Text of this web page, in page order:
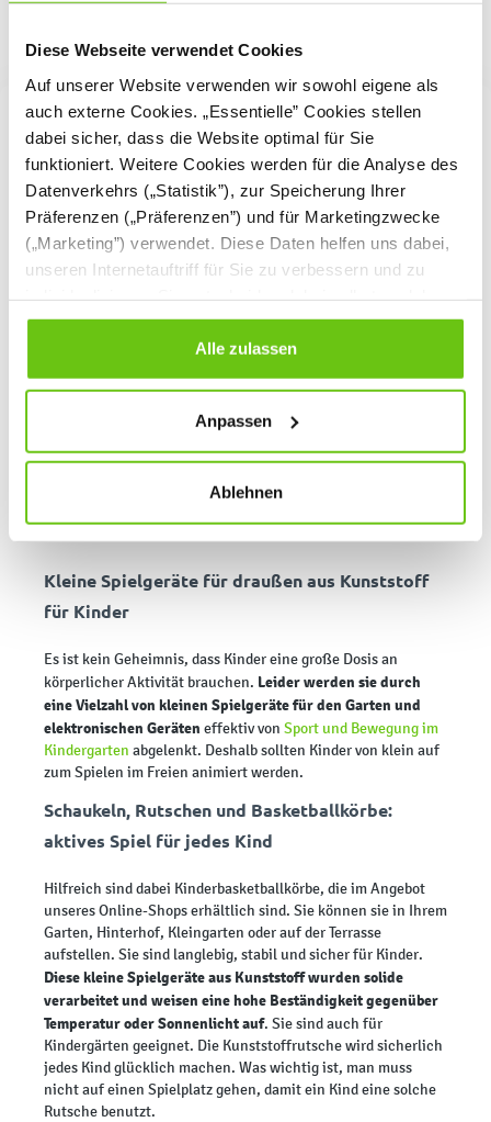
Diese Webseite verwendet Cookies
Auf unserer Website verwenden wir sowohl eigene als
auch externe Cookies. „Essentielle” Cookies stellen
dabei sicher, dass die Website optimal für Sie
funktioniert. Weitere Cookies werden für die Analyse des
Datenverkehrs („Statistik”), zur Speicherung Ihrer
Präferenzen („Präferenzen”) und für Marketingzwecke
(„Marketing”) verwendet. Diese Daten helfen uns dabei,
unseren Internetauftriff für Sie zu verbessern und zu
Cookies Sie erlauben. Verweigern Sie Ihre Zustimmung,
wählen Sie „Alle ablehnen” – in diesem Fall werden nur
Daten verarbeitet, die für den Besuch unserer Website
jederzeit ändern, indem Sie auf die Schaltfläche unten
links klicken. Weitere Informationen zur Datennutzung
Alle zulassen
Anpassen
Ablehnen
Kleine Spielgeräte für draußen aus Kunststoff
für Kinder
Es ist kein Geheimnis, dass Kinder eine große Dosis an
körperlicher Aktivität brauchen. Leider werden sie durch
eine Vielzahl von kleinen Spielgeräte für den Garten und
elektronischen Geräten effektiv von Sport und Bewegung im
Kindergarten abgelenkt. Deshalb sollten Kinder von klein auf
zum Spielen im Freien animiert werden.
Schaukeln, Rutschen und Basketballkörbe:
aktives Spiel für jedes Kind
Hilfreich sind dabei Kinderbasketballkörbe, die im Angebot
unseres Online-Shops erhältlich sind. Sie können sie in Ihrem
Garten, Hinterhof, Kleingarten oder auf der Terrasse
aufstellen. Sie sind langlebig, stabil und sicher für Kinder.
Diese kleine Spielgeräte aus Kunststoff wurden solide
verarbeitet und weisen eine hohe Beständigkeit gegenüber
Temperatur oder Sonnenlicht auf. Sie sind auch für
Kindergärten geeignet. Die Kunststoffrutsche wird sicherlich
jedes Kind glücklich machen. Was wichtig ist, man muss
nicht auf einen Spielplatz gehen, damit ein Kind eine solche
Rutsche benutzt.